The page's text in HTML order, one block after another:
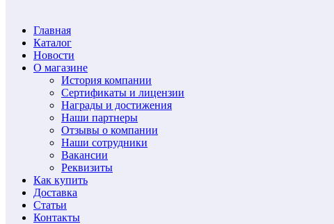
Главная
Каталог
Новости
О магазине
История компании
Сертификаты и лицензии
Награды и достижения
Наши партнеры
Отзывы о компании
Наши сотрудники
Вакансии
Реквизиты
Как купить
Доставка
Статьи
Контакты